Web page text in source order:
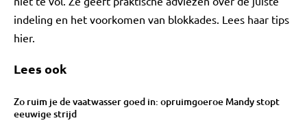
indeling en het voorkomen van blokkades. Lees haar tips
hier.
Lees ook
Zo ruim je de vaatwasser goed in: opruimgoeroe Mandy stopt
eeuwige strijd